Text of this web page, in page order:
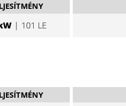
| 101 LE